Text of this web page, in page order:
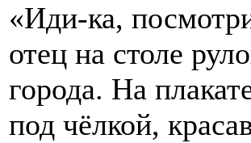
«Иди-ка,
отец на столе
города. На
под чёлкой,